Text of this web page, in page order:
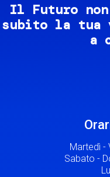
Il Futuro
subito la tua
a
Martedì -
Sabato -